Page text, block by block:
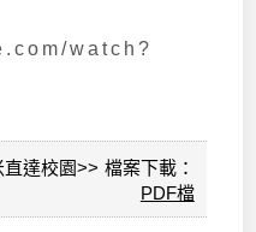
watch?
達校園>> 檔案下載：
PDF檔